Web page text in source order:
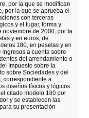
por la que se modifican
por la que se aprueba el
con terceras
y el lugar, forma y
noviembre de 2000, por la
y en euros, de
180, en pesetas y en
a cuenta sobre
del arrendamiento o
Impuesto sobre la
sobre Sociedades y del
correspondiente a
diseños físicos y lógicos
citado modelo 180 por
y se establecen las
su presentación